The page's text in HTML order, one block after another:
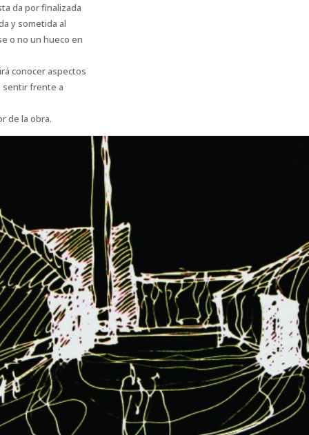
da por finalizada
y sometida al
o no un hueco en
conocer aspectos
sentir frente a
de la obra.